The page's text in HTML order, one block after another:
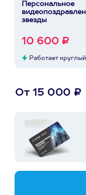
Персональное
звезды
10 600 ₽
Работает
От 15 000 ₽